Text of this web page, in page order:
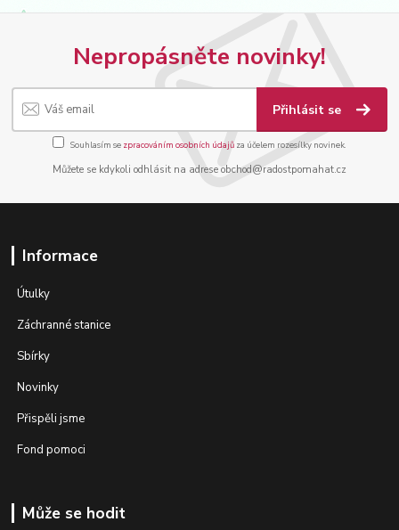
Nepropásněte novinky!
Přihlásit se
Souhlasím se zpracováním osobních údajů za účelem rozesílky novinek.
Můžete se kdykoli odhlásit na adrese obchod@radostpomahat.cz
Informace
Útulky
Záchranné stanice
Sbírky
Novinky
Přispěli jsme
Fond pomoci
Může se hodit